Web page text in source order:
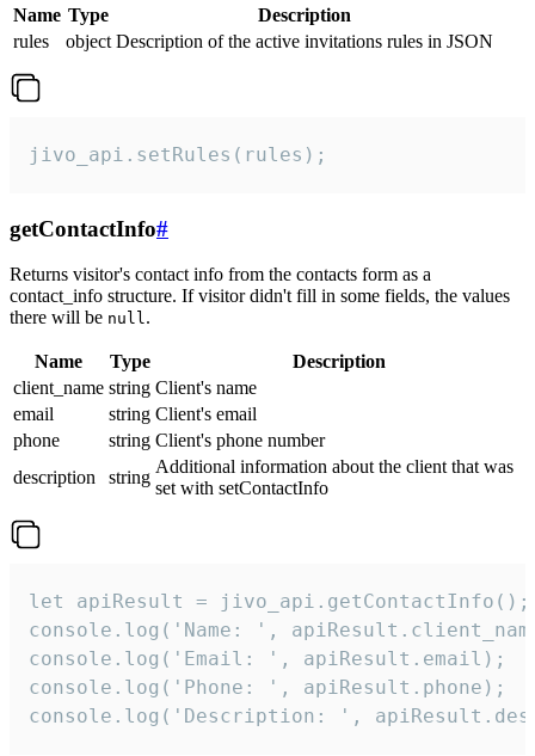
Name Type
Description
rules
object Description of the active invitations rules in JSON
jivo_api.setRules(rules);
getContactInfo#
Returns visitor's contact info from the contacts form as a
contact_info structure. If visitor didn't fill in some fields, the values
there will be null.
Name Type
Description
client_name string Client's name
email
string Client's email
phone
string Client's phone number
description
string
Additional information about the client that was
set with setContactInfo
let apiResult = jivo_api.getContactInfo();
console.log('Name: ',
console.log('Email: ', apiResult.email);
console.log('Phone: ', apiResult.phone);
console.log('Description: ',